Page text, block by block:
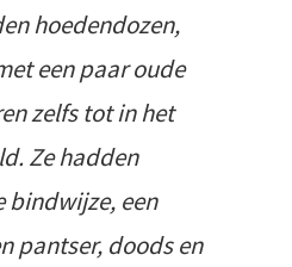
hoedendozen,
een paar oude
zelfs tot in het
Ze hadden
bindwijze, een
pantser, doods en